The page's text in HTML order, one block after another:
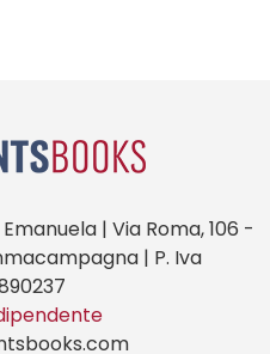
| Via Roma, 106 -
| P. Iva